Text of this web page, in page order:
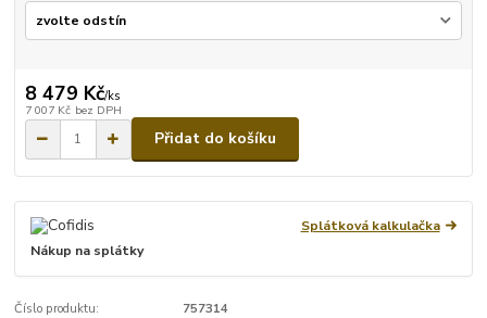
8 479 Kč/ks
7 007 Kč bez DPH
Přidat do košíku
Splátková kalkulačka
Nákup na splátky
Číslo produktu: 757314